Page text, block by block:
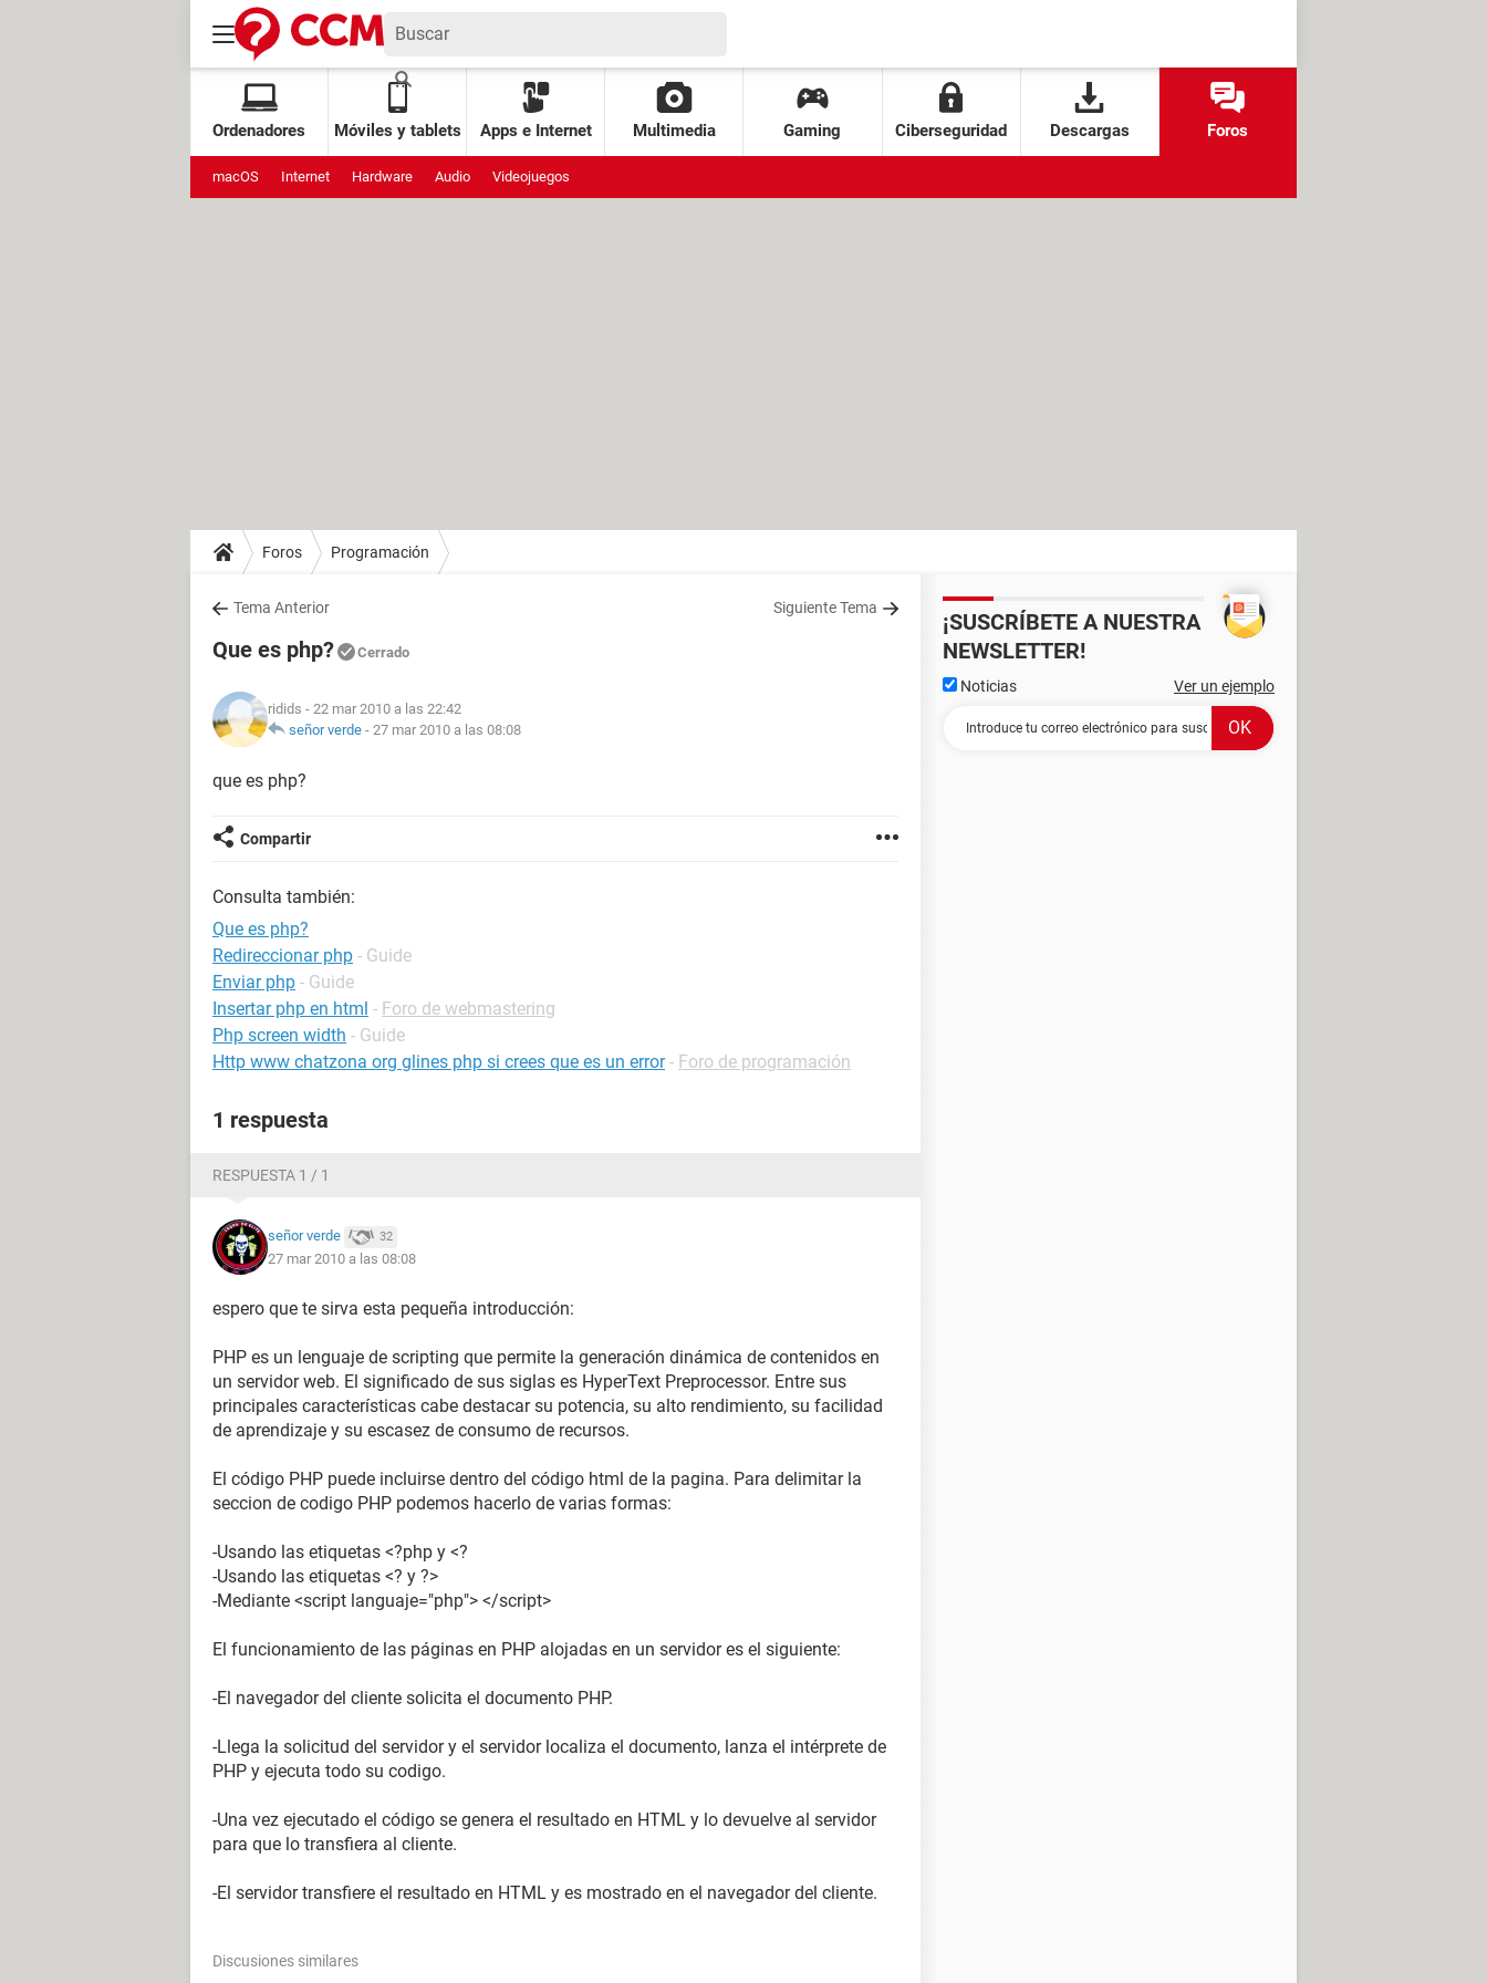
Ordenadores Móviles y tablets Apps e Internet Multimedia Gaming Ciberseguridad Descargas Foros
macOS Internet Hardware Audio Videojuegos
Foros Programación
Tema Anterior Siguiente Tema
Que es php? Cerrado
ridids - 22 mar 2010 a las 22:42
señor verde - 27 mar 2010 a las 08:08
que es php?
Compartir
Consulta también:
Que es php?
Redireccionar php - Guide
Enviar php - Guide
Insertar php en html - Foro de webmastering
Php screen width - Guide
Http www chatzona org glines php si crees que es un error - Foro de programación
1 respuesta
RESPUESTA 1 / 1
señor verde 32
27 mar 2010 a las 08:08
espero que te sirva esta pequeña introducción:
PHP es un lenguaje de scripting que permite la generación dinámica de contenidos en
un servidor web. El significado de sus siglas es HyperText Preprocessor. Entre sus
principales características cabe destacar su potencia, su alto rendimiento, su facilidad
de aprendizaje y su escasez de consumo de recursos.
El código PHP puede incluirse dentro del código html de la pagina. Para delimitar la
seccion de codigo PHP podemos hacerlo de varias formas:
-Usando las etiquetas <?php y <?
-Usando las etiquetas <? y ?>
-Mediante <script languaje="php"> </script>
El funcionamiento de las páginas en PHP alojadas en un servidor es el siguiente:
-El navegador del cliente solicita el documento PHP.
-Llega la solicitud del servidor y el servidor localiza el documento, lanza el intérprete de
PHP y ejecuta todo su codigo.
-Una vez ejecutado el código se genera el resultado en HTML y lo devuelve al servidor
para que lo transfiera al cliente.
-El servidor transfiere el resultado en HTML y es mostrado en el navegador del cliente.
Discusiones similares
¡SUSCRÍBETE A NUESTRA
NEWSLETTER!
Noticias Ver un ejemplo